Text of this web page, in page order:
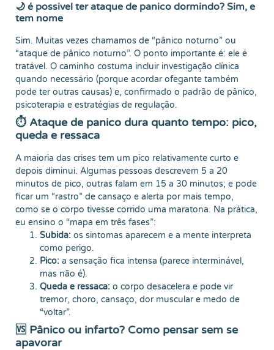
🌙 é possivel ter ataque de panico dormindo? Sim, e
tem nome
Sim. Muitas vezes chamamos de “pânico noturno” ou
“ataque de pânico noturno”. O ponto importante é: ele é
tratável. O caminho costuma incluir investigação clínica
quando necessário (porque acordar ofegante também
pode ter outras causas) e, confirmado o padrão de pânico,
psicoterapia e estratégias de regulação.
⏱️ Ataque de panico dura quanto tempo: pico,
queda e ressaca
A maioria das crises tem um pico relativamente curto e
depois diminui. Algumas pessoas descrevem 5 a 20
minutos de pico, outras falam em 15 a 30 minutos; e pode
ficar um “rastro” de cansaço e alerta por mais tempo,
como se o corpo tivesse corrido uma maratona. Na prática,
eu ensino o “mapa em três fases”:
Subida: os sintomas aparecem e a mente interpreta
como perigo.
Pico: a sensação fica intensa (parece interminável,
mas não é).
Queda e ressaca: o corpo desacelera e pode vir
tremor, choro, cansaço, dor muscular e medo de
“voltar”.
🆚 Pânico ou infarto? Como pensar sem se
apavorar